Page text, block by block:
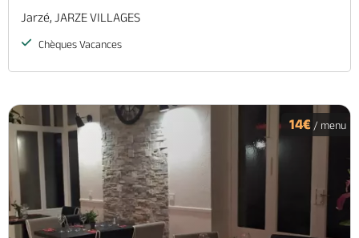
Jarzé, JARZE VILLAGES
Chèques Vacances
14€ / menu